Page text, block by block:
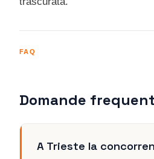
FAQ
Domande
A Trieste la